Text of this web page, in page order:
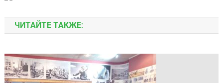
ЧИТАЙТЕ ТАКЖЕ: